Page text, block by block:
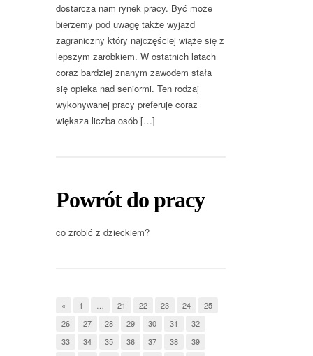
dostarcza nam rynek pracy. Być może
bierzemy pod uwagę także wyjazd
zagraniczny który najczęściej wiąże się z
lepszym zarobkiem. W ostatnich latach
coraz bardziej znanym zawodem stała
się opieka nad seniormi. Ten rodzaj
wykonywanej pracy preferuje coraz
większa liczba osób […]
Powrót do pracy
co zrobić z dzieckiem?
« 1 … 21 22 23 24
25
26
27 28 29 30 31
32
33
34 35 36 37 38
39